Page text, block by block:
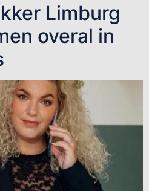
Limburg
overal in